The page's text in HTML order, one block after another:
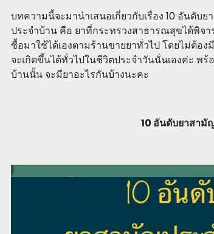
บทความนี้จะมานำเสนอเกี่ยวกับเรื่อง 10 อันดั
ประจำบ้าน คือ ยาที่กระทรวงสาธารณสุขได้พิจ
ซื้อมาใช้ได้เองตามร้านขายยาทั่วไป โดยไม่ต้อง
จะเกิดขึ้นได้ทั่วไปในชีวิตประจำวันนั่นเองค่ะ พ
บ้านนั้น จะมียาอะไรกันบ้างนะคะ
10 อันดับยาสามั